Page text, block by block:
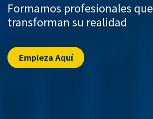
Formamos profesionales que
transforman su realidad
Empieza Aquí